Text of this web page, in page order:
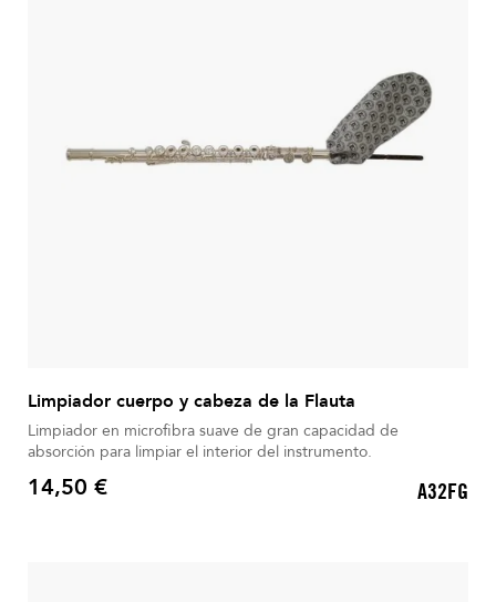
Limpiador cuerpo y cabeza de la Flauta
Limpiador en microfibra suave de gran capacidad de
absorción para limpiar el interior del instrumento.
Precio
14,50 € A32FG